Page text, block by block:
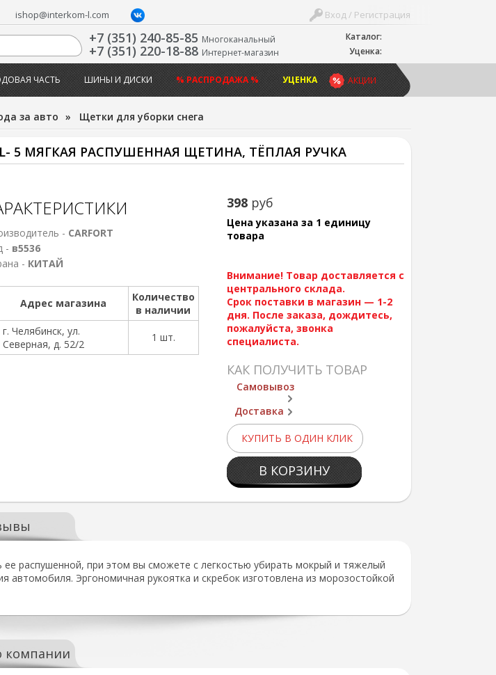
Каталог:
Уценка:
Вход / Регистрация
ishop@interkom-l.com
+7 (351) 240-85-85 Многоканальный
+7 (351) 220-18-88 Интернет-магазин
АКЦИИ
ЧАСТЬ ШИНЫ И ДИСКИ % РАСПРОДАЖА % УЦЕНКА
за авто » Щетки для уборки снега
5 МЯГКАЯ РАСПУШЕННАЯ ЩЕТИНА, ТЁПЛАЯ РУЧКА
398 руб
Цена указана за 1 единицу
товара
Внимание! Товар доставляется с
центрального склада.
Срок поставки в магазин — 1-2
дня. После заказа, дождитесь,
пожалуйста, звонка
специалиста.
КАК ПОЛУЧИТЬ ТОВАР
Самовывоз
Доставка
КУПИТЬ В ОДИН КЛИК
В КОРЗИНУ
- CARFORT
- в5536
- КИТАЙ
Адрес магазина
Количество
в наличии
г. Челябинск, ул.
Северная, д. 52/2
1 шт.
распушенной, при этом вы сможете с легкостью убирать мокрый и тяжелый
автомобиля. Эргономичная рукоятка и скребок изготовлена из морозостойкой
компании